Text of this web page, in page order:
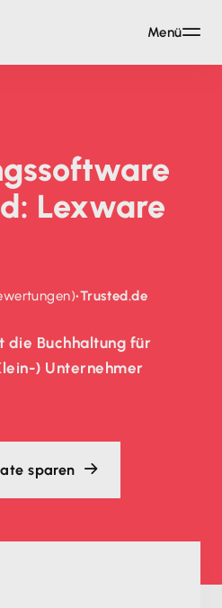
Lexware
•Trusted.de
die Buchhaltung für
) Unternehmer
sparen
Menü